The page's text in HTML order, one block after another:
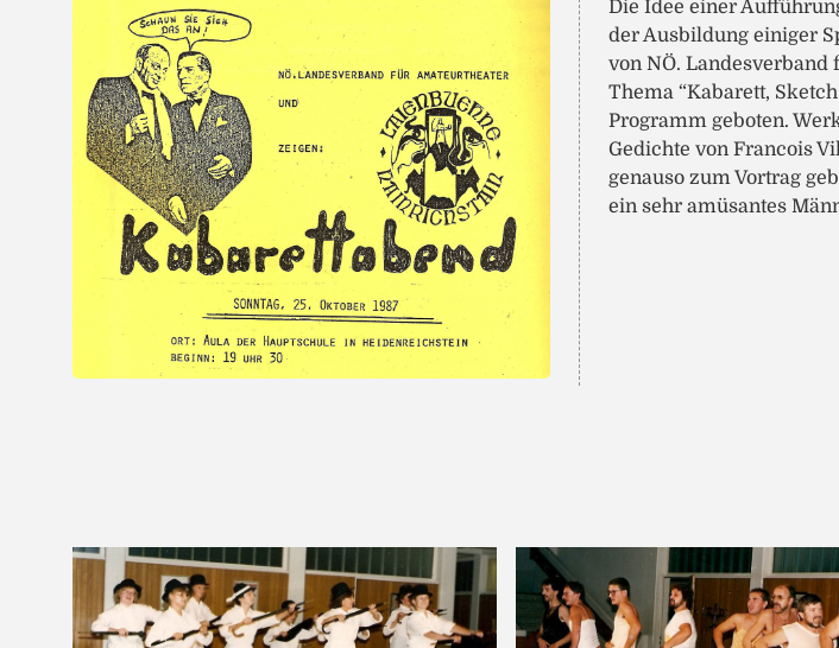
Die Idee einer
der Ausbildung einiger
von NÖ.
Thema “Kabarett,
Programm geboten.
Gedichte von Francois
genauso zum Vortrag
ein sehr amüsantes